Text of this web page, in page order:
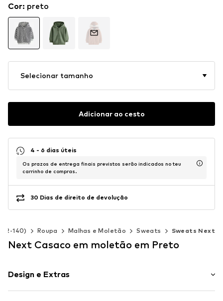
Cor: preto
Selecionar tamanho
Adicionar ao cesto
4 - 6 dias úteis
Os prazos de entrega finais previstos serão indicados no teu
carrinho de compras.
30 Dias de direito de devolução
92-140) Roupa Malhas e Moletão Sweats Sweats Next
Next Casaco em moletão em Preto
Design e Extras